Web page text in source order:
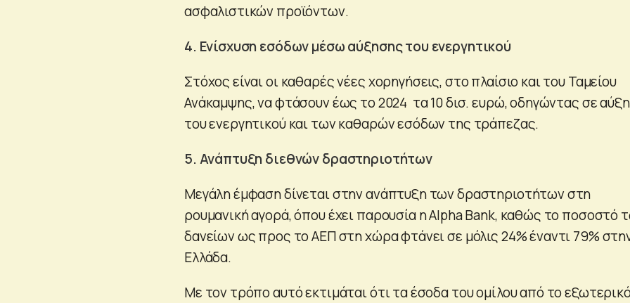
ασφαλιστικών προϊόντων.
4. Ενίσχυση εσόδων μέσω αύξησης του ενεργητικού
Στόχος είναι οι καθαρές νέες χορηγήσεις, στο πλαίσιο και του Ταμείου
Ανάκαμψης, να φτάσουν έως το 2024 τα 10 δισ. ευρώ, οδηγώντας σε
του ενεργητικού και των καθαρών εσόδων της τράπεζας.
5. Ανάπτυξη διεθνών δραστηριοτήτων
Μεγάλη έμφαση δίνεται στην ανάπτυξη των δραστηριοτήτων στη
ρουμανική αγορά, όπου έχει παρουσία η Alpha Bank, καθώς το ποσοστό
δανείων ως προς το ΑΕΠ στη χώρα φτάνει σε μόλις 24% έναντι 79%
Ελλάδα.
Με τον τρόπο αυτό εκτιμάται ότι τα έσοδα του ομίλου από το